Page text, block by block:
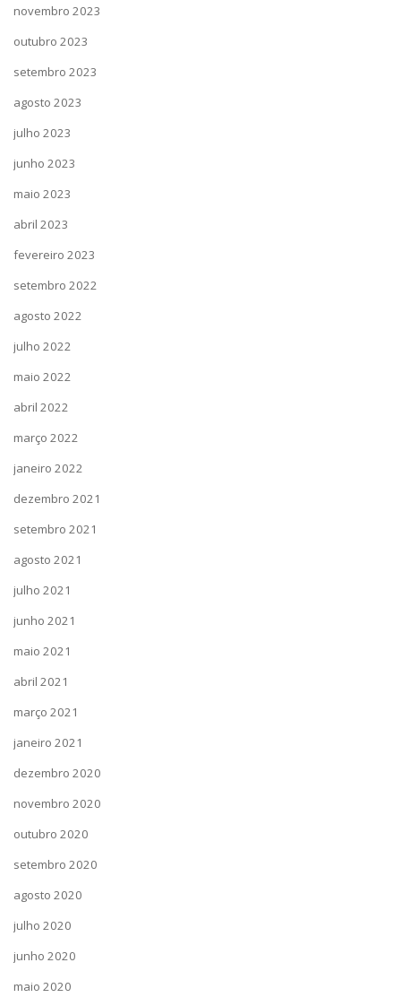
novembro 2023
outubro 2023
setembro 2023
agosto 2023
julho 2023
junho 2023
maio 2023
abril 2023
fevereiro 2023
setembro 2022
agosto 2022
julho 2022
maio 2022
abril 2022
março 2022
janeiro 2022
dezembro 2021
setembro 2021
agosto 2021
julho 2021
junho 2021
maio 2021
abril 2021
março 2021
janeiro 2021
dezembro 2020
novembro 2020
outubro 2020
setembro 2020
agosto 2020
julho 2020
junho 2020
maio 2020